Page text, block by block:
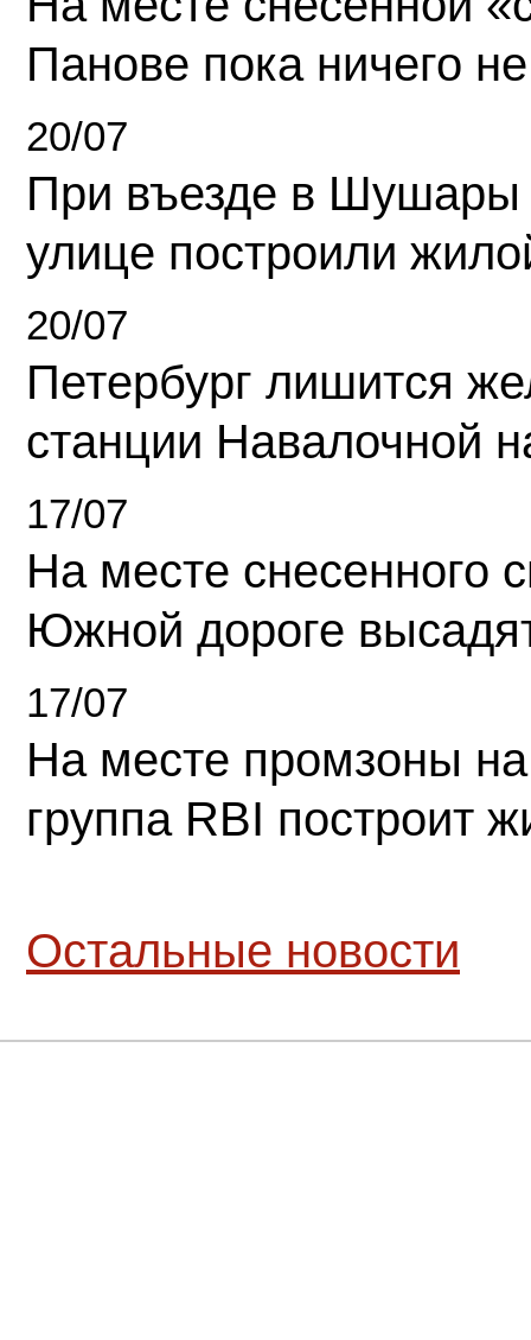
Панове пока ничего
20/07
При въезде в Шушары
улице построили
20/07
Петербург лишится
станции Навалочной
17/07
На месте снесенного
Южной дороге
17/07
На месте промзоны
группа RBI построит
Остальные новости